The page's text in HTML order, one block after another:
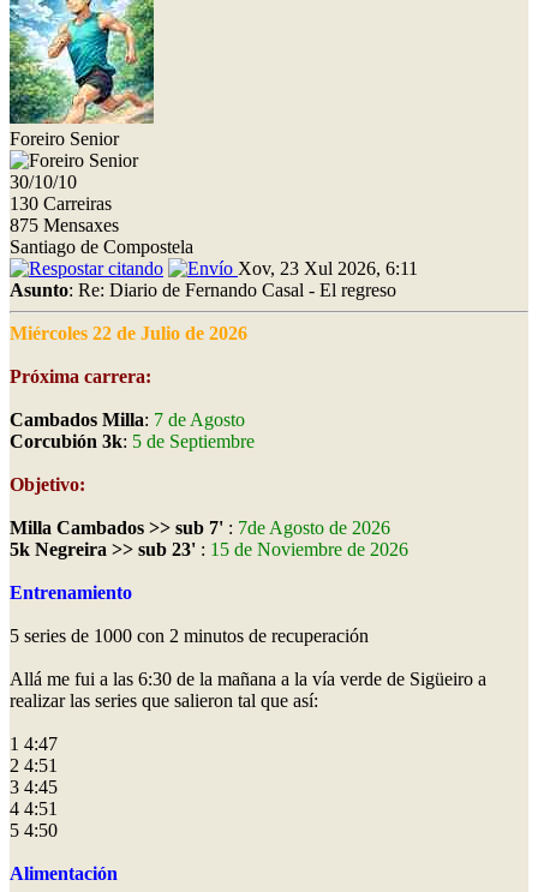
Foreiro Senior
30/10/10
130 Carreiras
875 Mensaxes
Santiago de Compostela
Xov, 23 Xul 2026, 6:11
Asunto: Re: Diario de Fernando Casal - El regreso
Miércoles 22 de Julio de 2026
Próxima carrera:
Cambados Milla: 7 de Agosto
Corcubión 3k: 5 de Septiembre
Objetivo:
Milla Cambados >> sub 7' : 7de Agosto de 2026
5k Negreira >> sub 23' : 15 de Noviembre de 2026
Entrenamiento
5 series de 1000 con 2 minutos de recuperación
Allá me fui a las 6:30 de la mañana a la vía verde de Sigüeiro a
realizar las series que salieron tal que así:
1 4:47
2 4:51
3 4:45
4 4:51
5 4:50
Alimentación